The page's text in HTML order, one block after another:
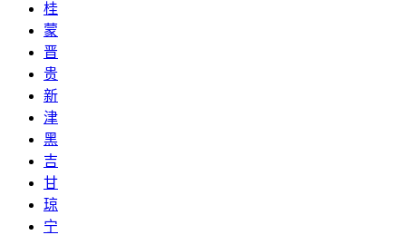
桂
蒙
晋
贵
新
津
黑
吉
甘
琼
宁